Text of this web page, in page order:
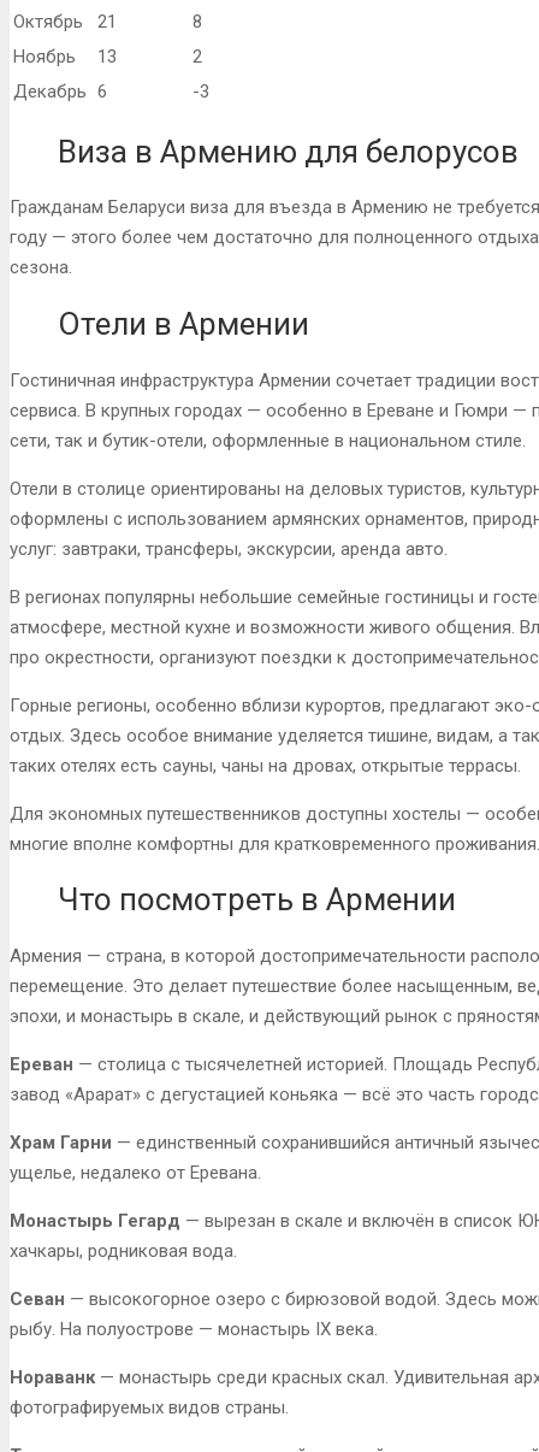
Октябрь
21
8
Ноябрь
13
2
Декабрь 6 -3
Виза в Армению для белорусов
Гражданам Беларуси виза для въезда в Армению не
году — этого более чем достаточно для полноценного
сезона.
Отели в Армении
Гостиничная инфраструктура Армении сочетает традиции
сервиса. В крупных городах — особенно в Ереване и Гюмри
сети, так и бутик-отели, оформленные в национальном стиле.
Отели в столице ориентированы на деловых туристов,
оформлены с использованием армянских орнаментов,
услуг: завтраки, трансферы, экскурсии, аренда авто.
В регионах популярны небольшие семейные гостиницы и
атмосфере, местной кухне и возможности живого общения.
про окрестности, организуют поездки к
Горные регионы, особенно вблизи курортов, предлагают
отдых. Здесь особое внимание уделяется тишине, видам, а
таких отелях есть сауны, чаны на дровах, открытые террасы.
Для экономных путешественников доступны хостелы —
многие вполне комфортны для кратковременного проживания.
Что посмотреть в Армении
Армения — страна, в которой достопримечательности
перемещение. Это делает путешествие более насыщенным,
эпохи, и монастырь в скале, и действующий рынок с
Ереван — столица с тысячелетней историей. Площадь
завод «Арарат» с дегустацией коньяка — всё это часть
Храм Гарни — единственный сохранившийся античный
ущелье, недалеко от Еревана.
Монастырь Гегард — вырезан в скале и включён в список
хачкары, родниковая вода.
Севан — высокогорное озеро с бирюзовой водой. Здесь
рыбу. На полуострове — монастырь IX века.
Нораванк— монастырь среди красных скал. Удивительная
фотографируемых видов страны.